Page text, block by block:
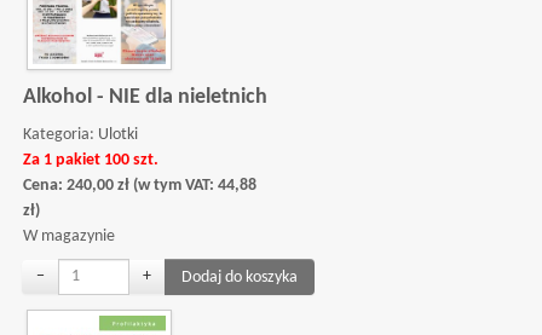
Alkohol - NIE dla nieletnich
Kategoria: Ulotki
Za 1 pakiet 100 szt.
Cena:240,00 zł (w tym VAT:44,88
zł)
W magazynie
− +